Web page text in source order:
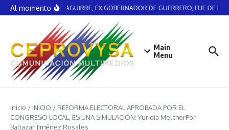
Saltar al contenido
Al momentoÁNGEL AGUIRRE, EX GOBERNADOR DE GUERRERO, FUE
Main
Menu
Inicio / INICIO / REFORMA ELECTORAL APROBADA POR EL
CONGRESO LOCAL, ES UNA SIMULACIÓN: Yuridia MelchorPor
Baltazar Jiménez Rosales